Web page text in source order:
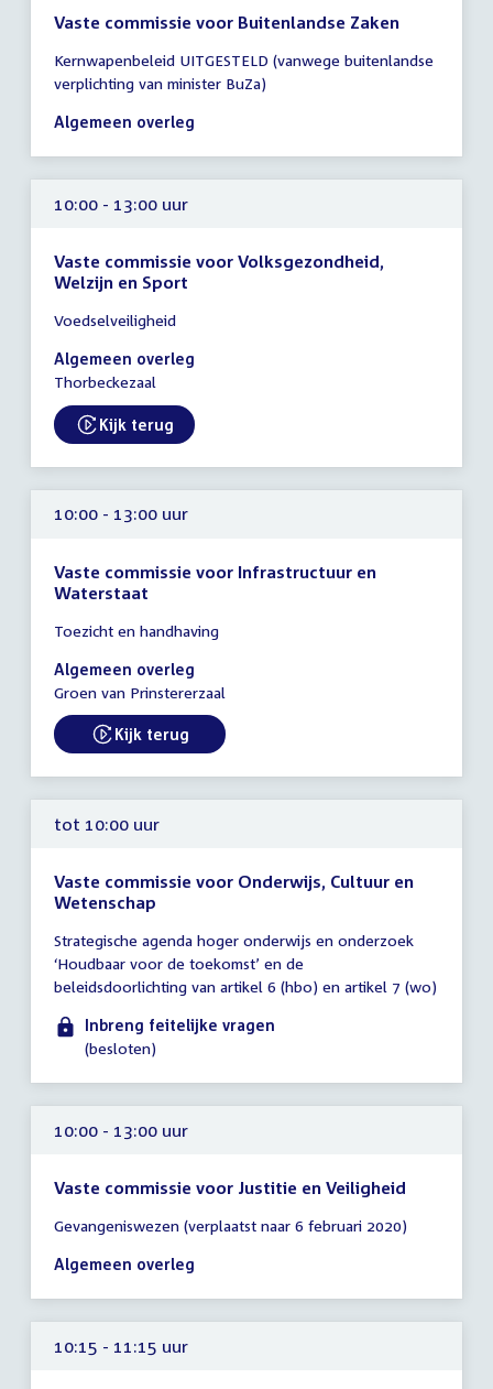
Vaste commissie voor Buitenlandse Zaken
vergadering
09:30
-
uur
Kernwapenbeleid UITGESTELD (vanwege buitenlandse
verplichting van minister BuZa)
Algemeen overleg
10:00 - 13:00 uur
Vaste commissie voor Volksgezondheid,
Welzijn en Sport
vergadering
10:00
-
uur
Voedselveiligheid
Algemeen overleg
Thorbeckezaal
External link:
Kijk terug
10:00 - 13:00 uur
Vaste commissie voor Infrastructuur en
Waterstaat
vergadering
10:00
-
uur
Toezicht en handhaving
Algemeen overleg
Groen van Prinstererzaal
External link:
Kijk terug
tot 10:00 uur
Vaste commissie voor Onderwijs, Cultuur en
Wetenschap
vergadering
tot
10:00
uur
Strategische agenda hoger onderwijs en onderzoek
‘Houdbaar voor de toekomst’ en de
beleidsdoorlichting van artikel 6 (hbo) en artikel 7 (wo)
Inbreng feitelijke vragen
(besloten)
10:00 - 13:00 uur
Vaste commissie voor Justitie en Veiligheid
vergadering
10:00
13:00
uur
Gevangeniswezen (verplaatst naar 6 februari 2020)
Algemeen overleg
10:15 - 11:15 uur